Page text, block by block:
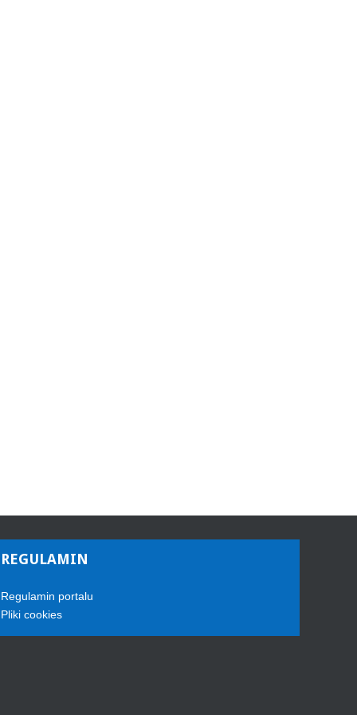
REGULAMIN
Regulamin portalu
Pliki cookies